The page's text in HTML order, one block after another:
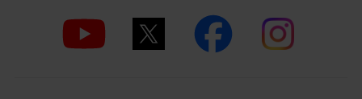
ます。当社からの個別の同意を得た場合を
除き、上記の目的、利用方法以外に商品写真